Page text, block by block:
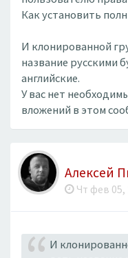
Как установить
И клонированной
название русскими
английские.
У вас нет
вложений в этом
Алексей
Чт фев 05,
И